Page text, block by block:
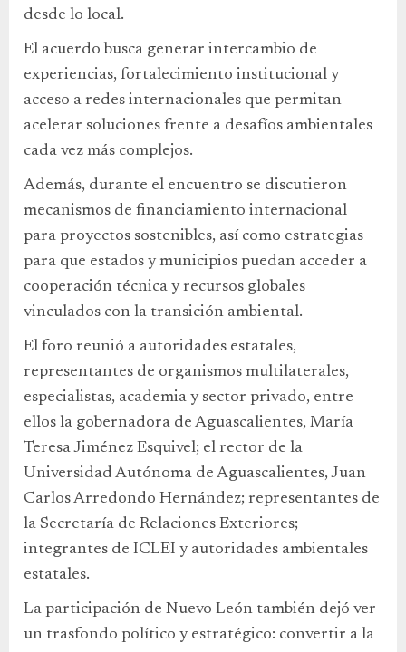
desde lo local.
El acuerdo busca generar intercambio de
experiencias, fortalecimiento institucional y
acceso a redes internacionales que permitan
acelerar soluciones frente a desafíos ambientales
cada vez más complejos.
Además, durante el encuentro se discutieron
mecanismos de financiamiento internacional
para proyectos sostenibles, así como estrategias
para que estados y municipios puedan acceder a
cooperación técnica y recursos globales
vinculados con la transición ambiental.
El foro reunió a autoridades estatales,
representantes de organismos multilaterales,
especialistas, academia y sector privado, entre
ellos la gobernadora de Aguascalientes, María
Teresa Jiménez Esquivel; el rector de la
Universidad Autónoma de Aguascalientes, Juan
Carlos Arredondo Hernández; representantes de
la Secretaría de Relaciones Exteriores;
integrantes de ICLEI y autoridades ambientales
estatales.
La participación de Nuevo León también dejó ver
un trasfondo político y estratégico: convertir a la